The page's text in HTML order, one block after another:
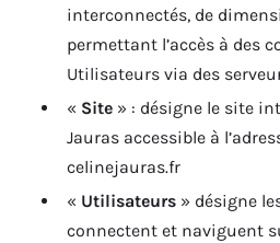
interconnectés, de
permettant l’accès à des
Utilisateurs via des
« Site » : désigne le site
Jauras accessible à
celinejauras.fr
« Utilisateurs » désigne
connectent et naviguent